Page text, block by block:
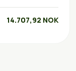
14.707,92 NOK